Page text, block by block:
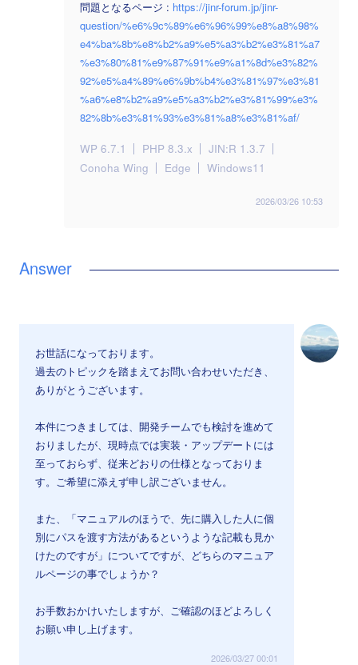
問題となるページ : https://jinr-forum.jp/jinr-
question/%e6%9c%89%e6%96%99%e8%a8%98%
e4%ba%8b%e8%b2%a9%e5%a3%b2%e3%81%a7
%e3%80%81%e9%87%91%e9%a1%8d%e3%82%
92%e5%a4%89%e6%9b%b4%e3%81%97%e3%81
%a6%e8%b2%a9%e5%a3%b2%e3%81%99%e3%
82%8b%e3%81%93%e3%81%a8%e3%81%af/
WP 6.7.1 PHP 8.3.x
JIN:R 1.3.7
Conoha Wing
Edge Windows11
2026/03/26 10:53
お世話になっております。
過去のトピックを踏まえてお問い合わせいただき、
ありがとうございます。
本件につきましては、開発チームでも検討を進めて
おりましたが、現時点では実装・アップデートには
至っておらず、従来どおりの仕様となっておりま
す。ご希望に添えず申し訳ございません。
また、「マニュアルのほうで、先に購入した人に個
別にパスを渡す方法があるというような記載も見か
けたのですが」についてですが、どちらのマニュア
ルページの事でしょうか？
お手数おかけいたしますが、ご確認のほどよろしく
お願い申し上げます。
2026/03/27 00:01